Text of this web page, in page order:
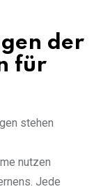
der
für
stehen
nutzen
Jede